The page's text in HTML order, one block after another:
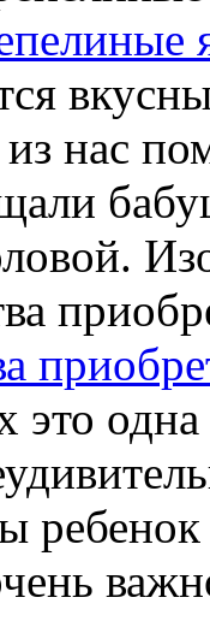
нас
это